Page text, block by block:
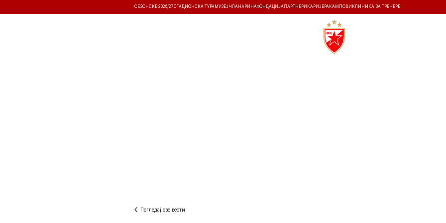
СЕЗОНСКЕ 2026/27СТАДИОНСКА ТУРА МУЗЕЈ ЧЛАНАРИНАФОНДАЦИЈА ПАРТНЕРИ КАРИЈЕРА КАМПОВИ КЛИНИКА ЗА ТРЕНЕРЕ
Погледај све вести